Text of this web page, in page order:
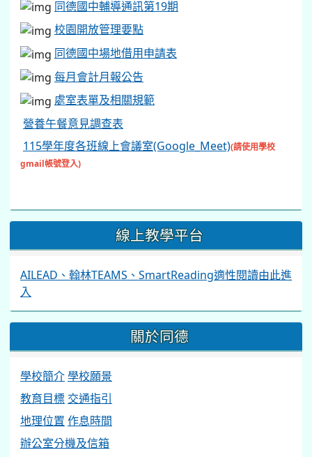
同德國中輔導通訊第19期
校園開放管理要點
同德國中場地借用申請表
每月會計月報公告
處室表單及相關規範
營養午餐意見調查表
115學年度各班線上會議室(Google_Meet)(請使用學校
gmail帳號登入)
線上教學平台
AILEAD、翰林TEAMS、SmartReading適性閱讀由此進
入
關於同德
學校簡介學校願景
教育目標 交通指引
地理位置 作息時間
辦公室分機及信箱